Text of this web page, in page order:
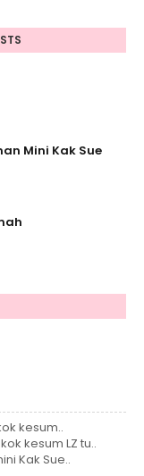
Mini Kak Sue
kesum..
kesum LZ tu..
Kak Sue..